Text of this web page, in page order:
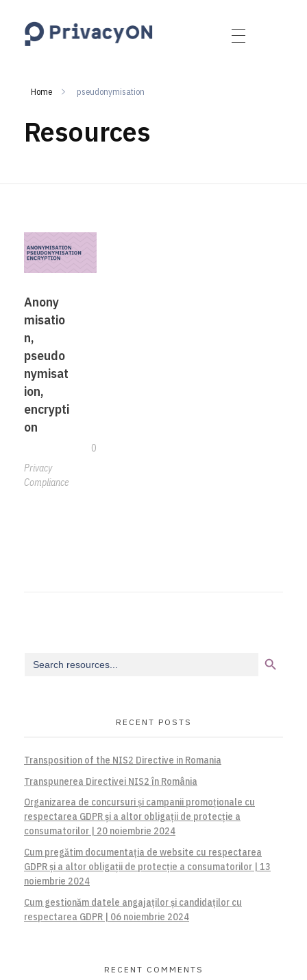
Home pseudonymisation
Resources
Anony
misatio
n,
pseudo
nymisat
ion,
encrypti
on
0
Privacy
Compliance
for:
RECENT POSTS
Transposition of the NIS2 Directive in Romania
Transpunerea Directivei NIS2 în România
Organizarea de concursuri și campanii promoționale cu
respectarea GDPR și a altor obligații de protecție a
consumatorilor | 20 noiembrie 2024
Cum pregătim documentația de website cu respectarea
GDPR și a altor obligații de protecție a consumatorilor | 13
noiembrie 2024
Cum gestionăm datele angajaților și candidaților cu
respectarea GDPR | 06 noiembrie 2024
RECENT COMMENTS